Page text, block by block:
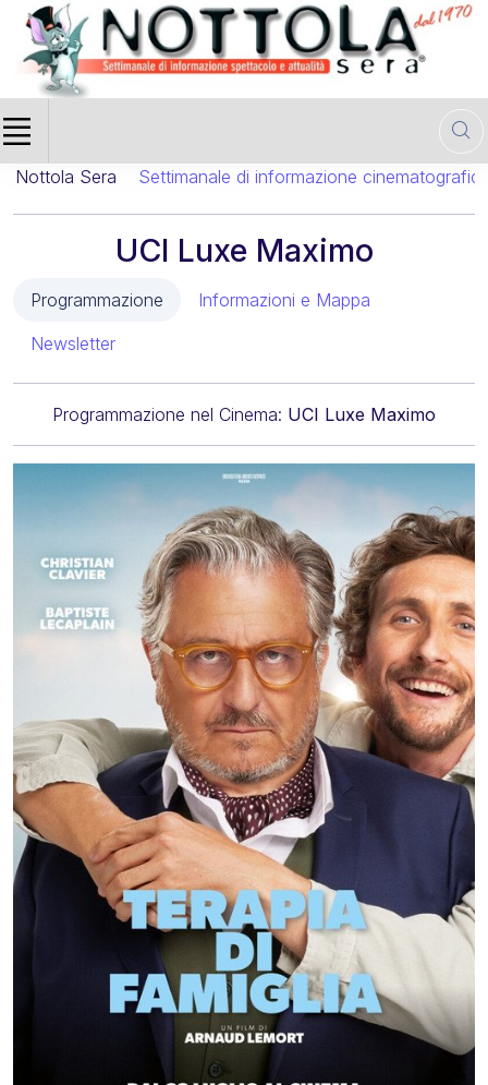
di informazione cinematografica Tutta la
UCI Luxe Maximo
Programmazione
Informazioni e Mappa
Newsletter
Programmazione nel Cinema: UCI Luxe Maximo